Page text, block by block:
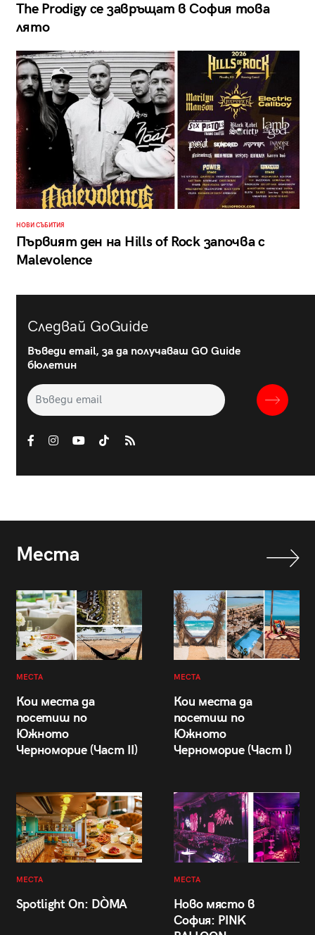
The Prodigy се завръщат в София това
лято
НОВИ СЪБИТИЯ
Първият ден на Hills of Rock започва с
Malevolence
Следвай GoGuide
Въведи email, за да получаваш GO Guide
бюлетин
Места
МЕСТА
Кои места да
посетиш по
Южното
Черноморие (Част II)
МЕСТА
Кои места да
посетиш по
Южното
Черноморие (Част I)
МЕСТА
Spotlight On: DÒMA
МЕСТА
Ново място в
София: PINK